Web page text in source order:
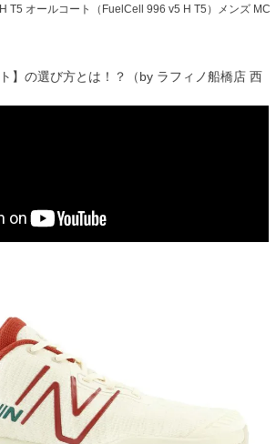
T5 オールコート（FuelCell 996 v5 H T5）メンズ MC
】の選び方とは！？（by ラフィノ船橋店 西